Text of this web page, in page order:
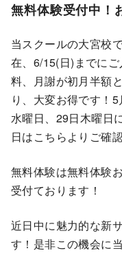
無料体験受付中！
当スクールの大宮校
在、6/15(日)までに
料、月謝が初月半額
り、大変お得です！
水曜日、29日木曜日
日はこちらよりご確
無料体験は無料体験
受付ております！
近日中に魅力的な新
す！是非この機会に